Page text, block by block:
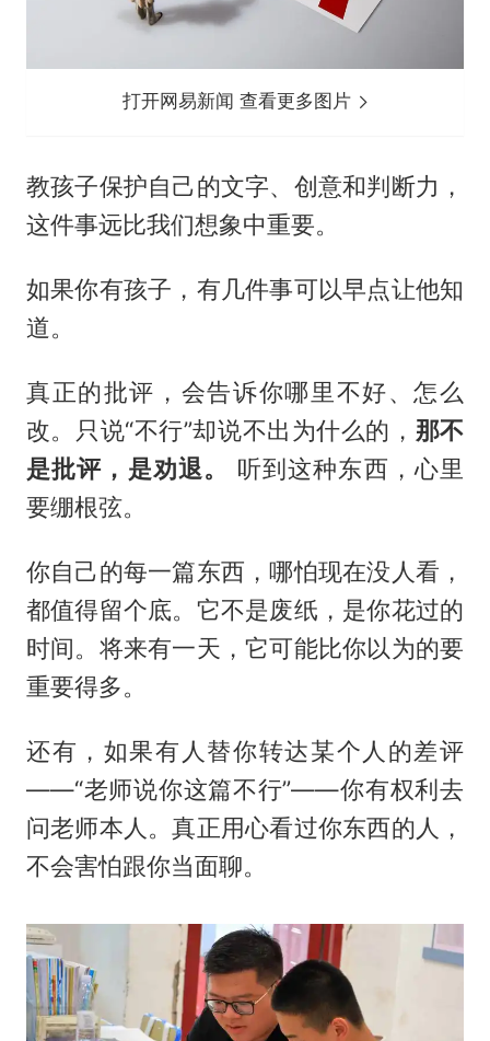
打开网易新闻 查看更多图片
教孩子保护自己的文字、创意和判断力，
这件事远比我们想象中重要。
如果你有孩子，有几件事可以早点让他知
道。
真正的批评，会告诉你哪里不好、怎么
改。只说“不行”却说不出为什么的， 那不
是批评，是劝退。
听到这种东西，心里
要绷根弦。
你自己的每一篇东西，哪怕现在没人看，
都值得留个底。它不是废纸，是你花过的
时间。将来有一天，它可能比你以为的要
重要得多。
还有，如果有人替你转达某个人的差评
——“老师说你这篇不行”——你有权利去
问老师本人。真正用心看过你东西的人，
不会害怕跟你当面聊。